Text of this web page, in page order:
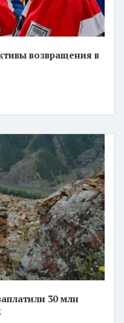
возвращения в
30 млн